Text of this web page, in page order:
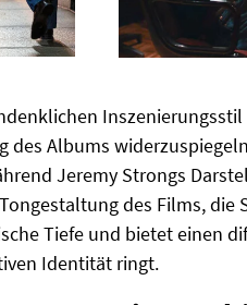
Albums
Jeremy Strongs
des Films, die
Tiefe und bietet einen
Identität ringt.